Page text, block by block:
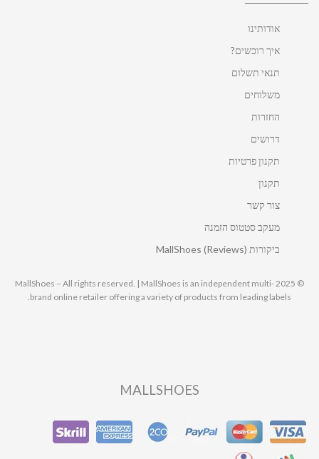
אודותינו
איך רוכשים?
תנאי תשלום
משלוחים
החזרות
דרושים
תקנון פרטיות
תקנון
צור קשר
מעקב סטטוס הזמנה
ביקורות MallShoes (Reviews)
© 2025 MallShoes – All rights reserved. | MallShoes is an independent multi-
brand online retailer offering a variety of products from leading labels.
MALLSHOES